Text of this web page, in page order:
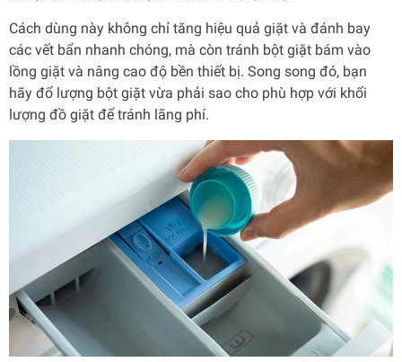
Cách dùng này không chỉ tăng hiệu quả giặt và đánh bay
các vết bẩn nhanh chóng, mà còn tránh bột giặt bám vào
lồng giặt và nâng cao độ bền thiết bị. Song song đó, bạn
hãy đổ lượng bột giặt vừa phải sao cho phù hợp với khối
lượng đồ giặt để tránh lãng phí.